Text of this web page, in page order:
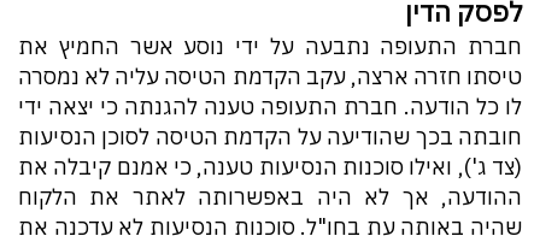
לפסק הדין
חברת התעופה נתבעה על ידי נוסע אשר החמיץ את
טיסתו חזרה ארצה, עקב הקדמת הטיסה עליה לא נמסרה
לו כל הודעה. חברת התעופה טענה להגנתה כי יצאה ידי
חובתה בכך שהודיעה על הקדמת הטיסה לסוכן הנסיעות
(צד ג'), ואילו סוכנות הנסיעות טענה, כי אמנם קיבלה את
ההודעה, אך לא היה באפשרותה לאתר את הלקוח
שהיה באותה עת בחו"ל. סוכנות הנסיעות לא עדכנה את